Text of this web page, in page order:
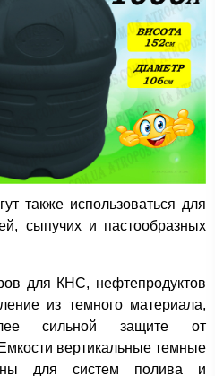
также использоваться для
сыпучих и пастообразных
для КНС, нефтепродуктов
из темного материала,
сильной защите от
вертикальные темные
для систем полива и